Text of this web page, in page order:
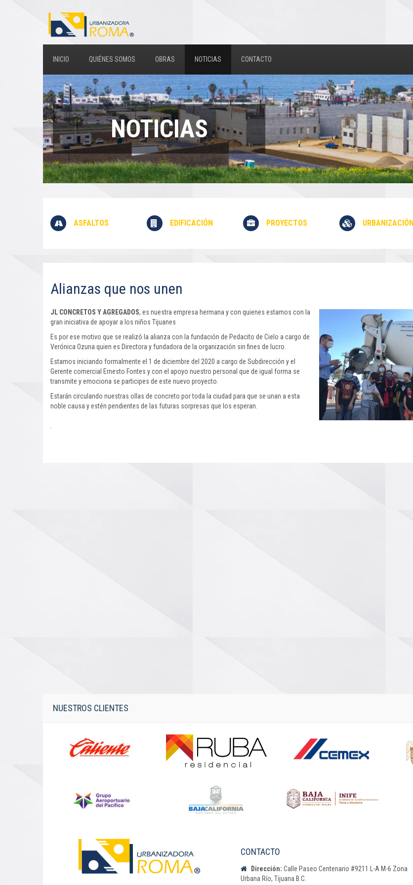
INICIO QUIÉNES SOMOS OBRAS NOTICIAS CONTACTO
NOTICIAS
ASFALTOS EDIFICACIÓN PROYECTOS URBANIZACIÓN
Alianzas que nos unen
JL CONCRETOS Y AGREGADOS, es nuestra empresa hermana y con quienes estamos con la
gran iniciativa de apoyar a los niños Tijuanes
Es por ese motivo que se realizó la alianza con la fundación de Pedacito de Cielo a cargo de
Verónica Ozuna quien es Directora y fundadora de la organización sin fines de lucro.
Estamos iniciando formalmente el 1 de diciembre del 2020 a cargo de Subdirección y el
Gerente comercial Ernesto Fontes y con el apoyo nuestro personal que de igual forma se
transmite y emociona se participes de este nuevo proyecto.
Estarán circulando nuestras ollas de concreto por toda la ciudad para que se unan a esta
noble causa y estén pendientes de las futuras sorpresas que los esperan.
NUESTROS CLIENTES
CONTACTO
Dirección: Calle Paseo Centenario #9211 L-A M-6 Zona
Urbana Río, Tijuana B.C.